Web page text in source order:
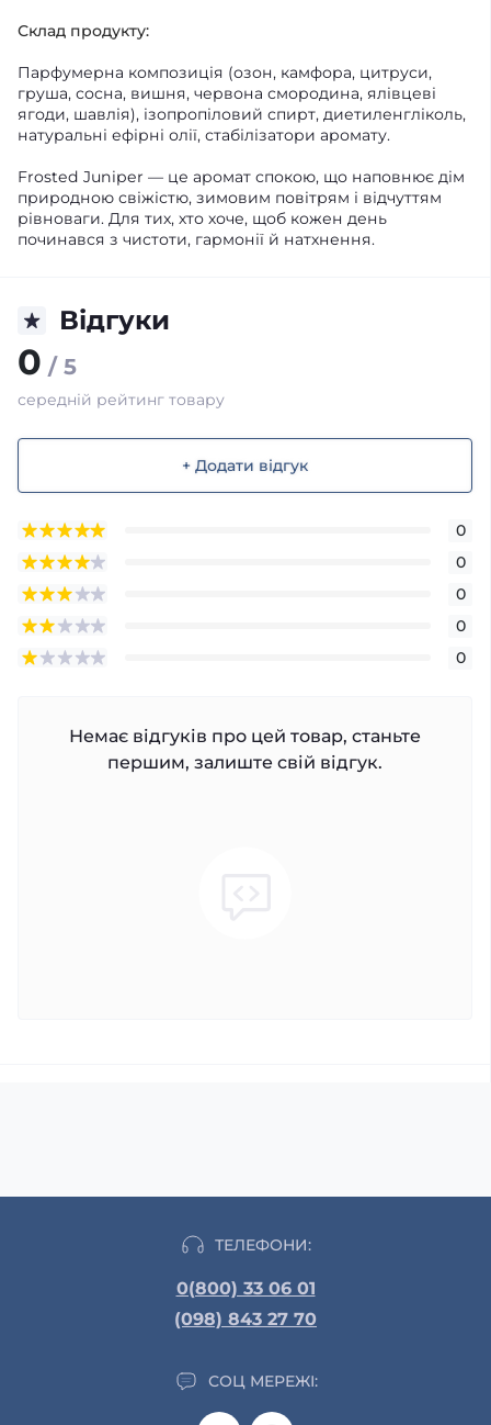
Склад продукту:
Парфумерна композиція (озон, камфора, цитруси,
груша, сосна, вишня, червона смородина, ялівцеві
ягоди, шавлія), ізопропіловий спирт, диетиленгліколь,
натуральні ефірні олії, стабілізатори аромату.
Frosted Juniper — це аромат спокою, що наповнює дім
природною свіжістю, зимовим повітрям і відчуттям
рівноваги. Для тих, хто хоче, щоб кожен день
починався з чистоти, гармонії й натхнення.
Відгуки
0 / 5
середній рейтинг товару
+ Додати відгук
0
0
0
0
0
Немає відгуків про цей товар, станьте
першим, залиште свій відгук.
ТЕЛЕФОНИ:
0(800) 33 06 01
(098) 843 27 70
СОЦ МЕРЕЖІ: